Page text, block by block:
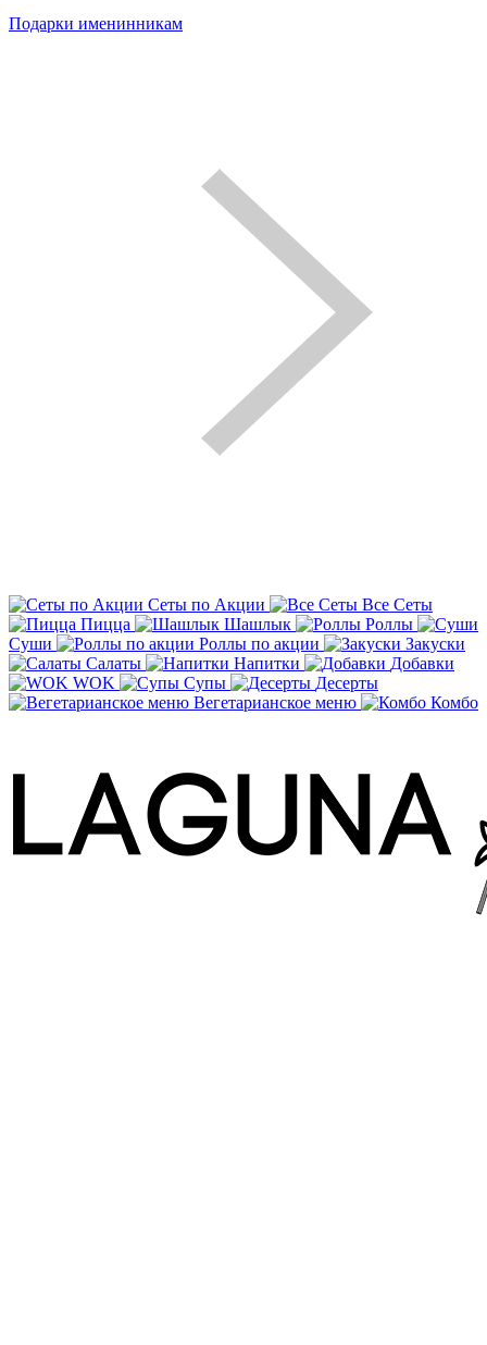
Подарки именинникам
Сеты по Акции
Все Сеты
Пицца
Шашлык
Роллы
Суши
Роллы по акции
Закуски
Салаты
Напитки
Добавки
WOK
Супы
Десерты
Вегетарианское меню
Комбо